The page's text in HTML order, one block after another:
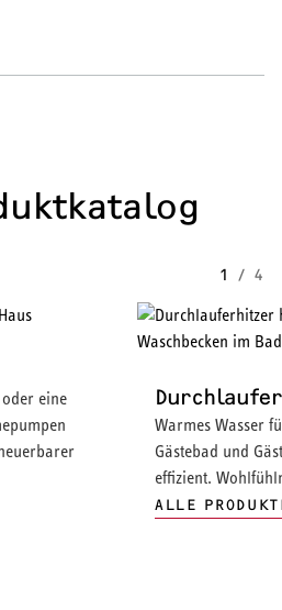
1 / 4
eine
Warmes Wasser
Gästebad und
effizient.
ALLE